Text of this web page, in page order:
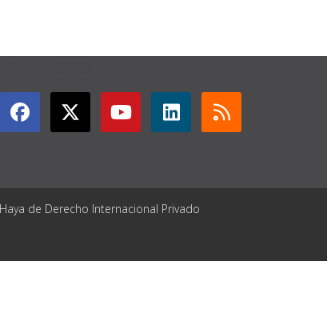
de Derecho Internacional Privado